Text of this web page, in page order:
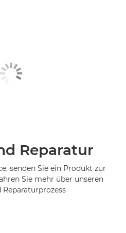
Reparatur
senden Sie ein Produkt zur
Sie mehr über unseren
Reparaturprozess